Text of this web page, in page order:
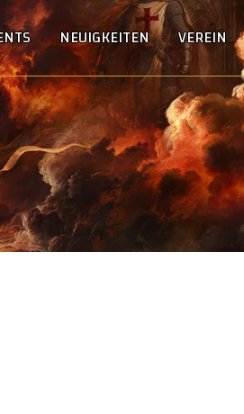
NEUIGKEITEN VEREIN